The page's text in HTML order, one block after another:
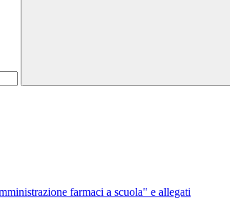
farmaci a scuola" e allegati